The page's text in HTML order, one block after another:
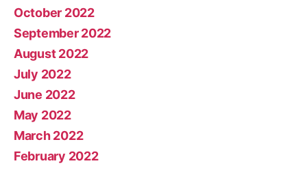
October 2022
September 2022
August 2022
July 2022
June 2022
May 2022
March 2022
February 2022